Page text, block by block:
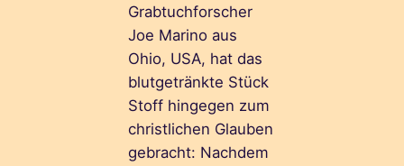
Grabtuchforscher
Joe Marino aus
Ohio, USA, hat das
blutgetränkte Stück
Stoff hingegen zum
christlichen Glauben
gebracht: Nachdem